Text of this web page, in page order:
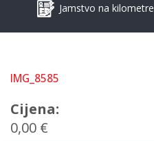
Jamstvo na kilometre
IMG_8585
Cijena:
0,00 €